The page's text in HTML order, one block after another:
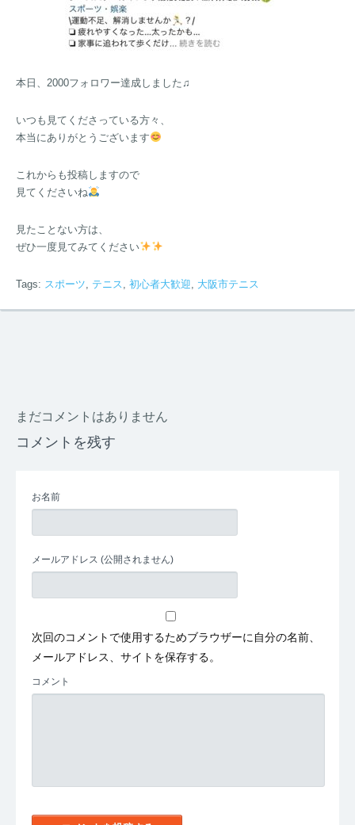
本日、2000フォロワー達成しました♫
いつも見てくださっている方々、
本当にありがとうございます
これからも投稿しますので
見てくださいね
見たことない方は、
ぜひ一度見てみてください
Tags: スポーツ, テニス, 初心者大歓迎, 大阪市テニス
まだコメントはありません
コメントを残す
お名前
メールアドレス (公開されません)
次回のコメントで使用するためブラウザーに自分の名前、
メールアドレス、サイトを保存する。
コメント